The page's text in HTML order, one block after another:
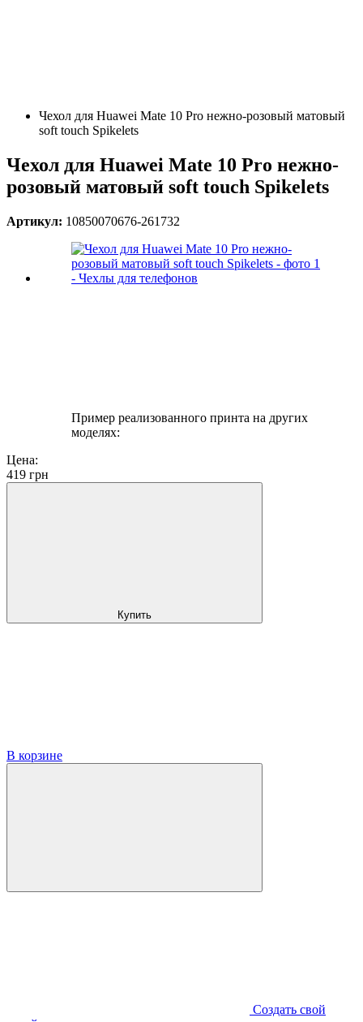
Чехол для Huawei Mate 10 Pro нежно-розовый матовый
soft touch Spikelets
Чехол для Huawei Mate 10 Pro нежно-
розовый матовый soft touch Spikelets
Артикул: 10850070676-261732
Пример реализованного принта на других
моделях:
Цена:
419 грн
Купить
В корзине
Создать свой